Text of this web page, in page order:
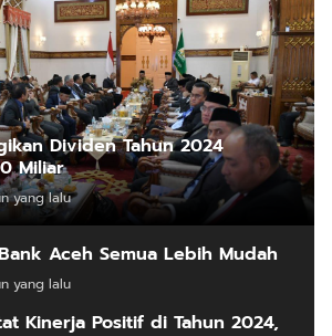
Dividen Tahun 2024
Miliar
yang lalu
Aceh Semua Lebih Mudah
yang lalu
Kinerja Positif di Tahun 2024,